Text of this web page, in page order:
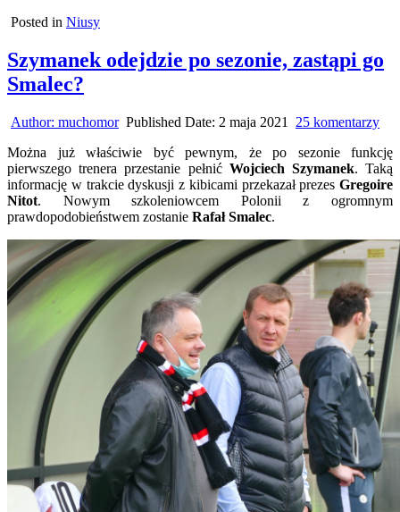
Posted in Niusy
Szymanek odejdzie po sezonie, zastąpi go
Smalec?
Author: muchomor Published Date: 2 maja 2021 25 komentarzydo
po
Można już właściwie być pewnym, że po sezonie funkcję
pierwszego trenera przestanie pełnić Wojciech Szymanek. Taką
informację w trakcie dyskusji z kibicami przekazał prezes Gregoire
Nitot. Nowym szkoleniowcem Polonii z ogromnym
prawdopodobieństwem zostanie Rafał Smalec.